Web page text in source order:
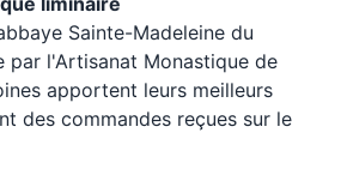
Sainte-Madeleine du
par l'Artisanat Monastique de
apportent leurs meilleurs
des commandes reçues sur le